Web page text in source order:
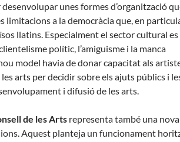
unes formes d’organització
limitacions a la democràcia que, en
llatins. Especialment el sector cultural es
polític, l’amiguisme i la manca
model havia de donar capacitat als
arts per decidir sobre els ajuts públics i
i difusió de les arts.
de les Arts representa també una
Aquest planteja un funcionament